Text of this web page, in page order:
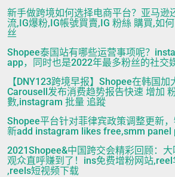
新手做跨境如何选择电商平台？亚马逊
流,IG爆粉,IG帳號買賣,IG 粉絲 購買,如
丝
Shopee泰国站有哪些运营事项呢？
app，同时也是2022年最多粉丝的社交
【DNY123跨境早报】Shopee在韩国加
Carousell发布消费趋势报告快速 增加
數,instagram 批量 追蹤
Shopee平台针对菲律宾政策调整更新
新add instagram likes free,smm panel
2021Shopee&中国跨交会精彩回顾：大
观众直呼赚到了！ins免费增粉网站
,reels短视频下载